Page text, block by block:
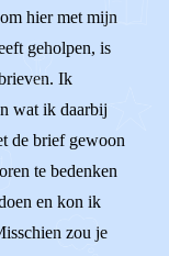
hier met mijn
geholpen, is
Ik
wat ik daarbij
de brief gewoon
te bedenken
en kon ik
zou je